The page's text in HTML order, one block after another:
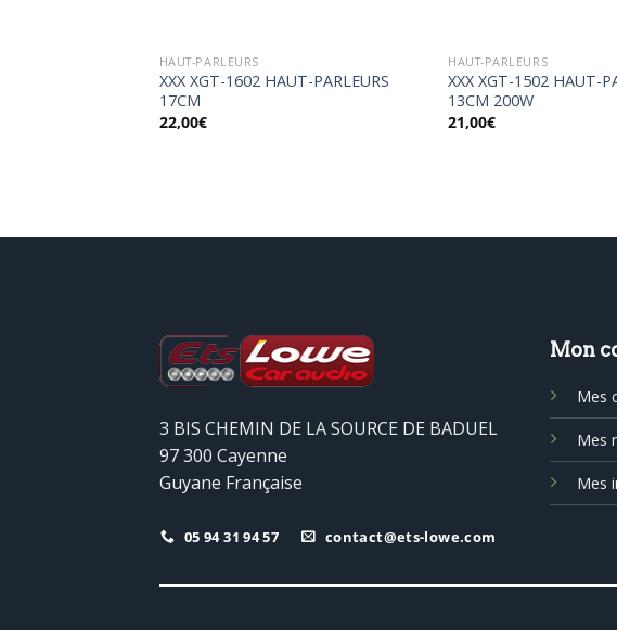
HAUT-PARLEURS
XXX XGT-1602 HAUT-PARLEURS
17CM
22,00€
HAUT-PARLEURS
XXX XGT-1502 HAUT-
13CM 200W
21,00€
3 BIS CHEMIN DE LA SOURCE DE BADUEL
97 300 Cayenne
Guyane Française
05 94 31 94 57 contact@ets-lowe.com
Mon
Mes
Mes
Mes